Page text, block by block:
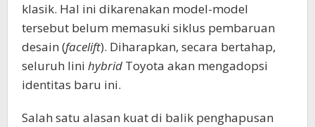
klasik. Hal ini dikarenakan model-model
tersebut belum memasuki siklus pembaruan
desain (facelift). Diharapkan, secara bertahap,
seluruh lini hybrid Toyota akan mengadopsi
identitas baru ini.
Salah satu alasan kuat di balik penghapusan